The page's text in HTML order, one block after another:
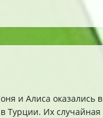
и Алиса оказались в
Турции. Их случайная